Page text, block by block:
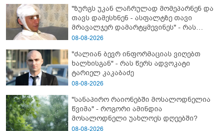
"ზურგს უკან ლაჩრულად მომეპარნენ და
თავს დამესხნენ - ასფალტზე თავი
მრავალჯერ დამარტყმევინეს" - რას
ჰყვება კურიერი, რომელსაც
გაუსწორდნენ?
08-08-2026
"ძალიან ბევრ ინფორმაციას ვიღებთ
ხალხისგან" - რას წერს ადვოკატი
ტარიელ კაკაბაძე
08-08-2026
"სანაპირო რაიონებში მოსალოდნელია
წვიმა" - როგორი ამინდია
მოსალოდნელი უახლოეს დღეებში?
08-08-2026